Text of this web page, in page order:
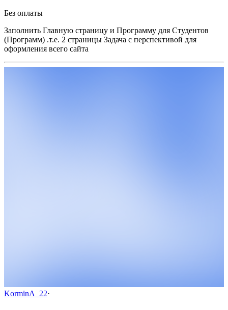
Без оплаты
Заполнить Главную страницу и Программу для Студентов
(Программ) .т.е. 2 страницы Задача с перспективой для
оформления всего сайта
KorminA_22·